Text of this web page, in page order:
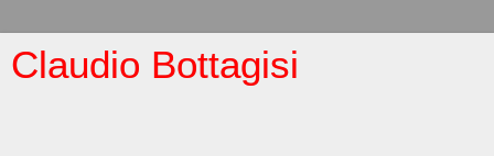
Claudio Bottagisi